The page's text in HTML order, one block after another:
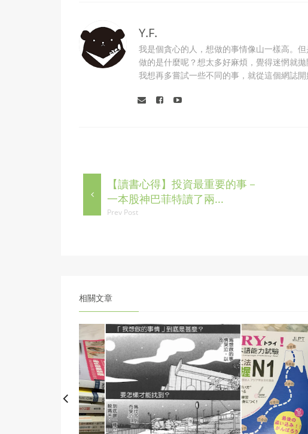
Y.F.
我是個貪心的人，想做的事情像山一樣高。
做的是什麼呢？想太多好麻煩，覺得迷惘就
我想再多嘗試一些不同的事，就從這個網誌
【讀書心得】投資最重要的事－
一本股神巴菲特讀了兩...
Prev Post
相關文章